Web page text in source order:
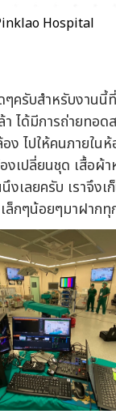
Hospital
ๆครับสำหรับงานนี้
ได้มีการถ่ายทอด
ง ไปให้คนภายใน
งเปลี่ยนชุด เสื้อผ้
เลยครับ เราจึงเ
ล็กๆน้อยๆมาฝาก